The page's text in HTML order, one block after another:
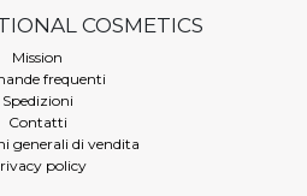
COSMETICS
Mission
frequenti
Spedizioni
Contatti
generali di vendita
policy